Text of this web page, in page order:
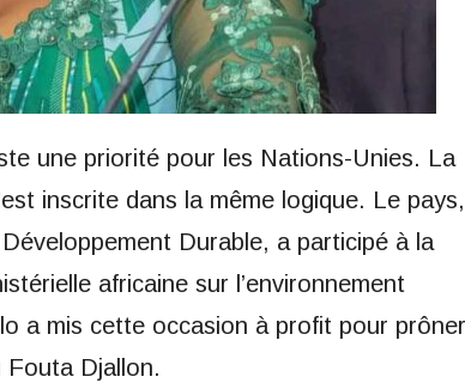
une priorité pour les Nations-Unies. La
inscrite dans la même logique. Le pays,
Durable, a participé à la
africaine sur l’environnement
a mis cette occasion à profit pour prôner
Fouta Djallon.